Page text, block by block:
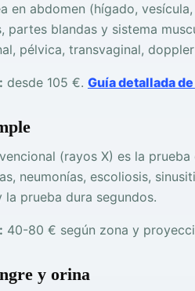
en abdomen (hígado,
partes blandas y sistema
pélvica, transvaginal,
desde 105 €. Guía detallada
(rayos X) es la
neumonías, escoliosis,
la prueba dura segundos.
40-80 € según zona y
y orina